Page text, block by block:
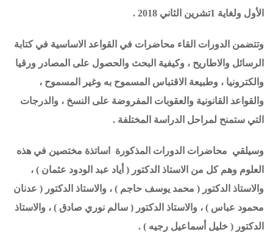
الأول ولغاية 1تشرين الثاني 2018 .
وتتضمن الدورات القاء محاضرات في القواعد الاساسية في كتابة
الرسائل والاطاريح ، وكيفية البحث والحصول على المصادر ورقيا
والكترونيا ، وطبيعة الاقتباس المسموح به وغير المسموح ،
والقواعد القانونية والعقوبات المفروضة على النسخ ، والدرجات
التي ستمنح لمراحل الدراسة المختلفة .
وسيلقي محاضرات الدورات المذكورة اساتذة مختصين في هذه
العلوم وهم كل من الاستاذ الدكتور ( أياد عبد الودود عثمان ) ،
والاستاذ الدكتور ( محمد يوسف حاجم ) ، والاستاذ الدكتور ( عدنان
محمود عباس ) ، والاستاذ الدكتور ( سالم نوري صادق ) ، والاستاذ
الدكتور ( خليل أسماعيل رجيه ) .